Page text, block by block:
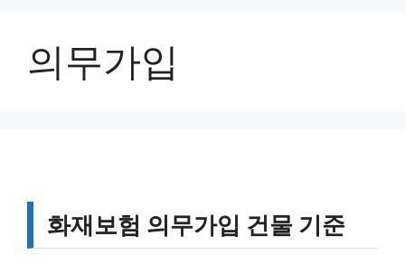
의무가입
화재보험 의무가입 건물 기준